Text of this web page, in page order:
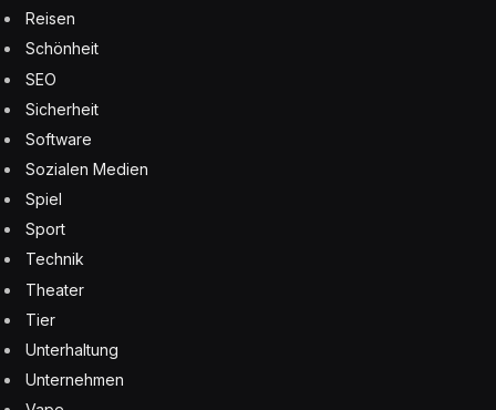
Reisen
Schönheit
SEO
Sicherheit
Software
Sozialen Medien
Spiel
Sport
Technik
Theater
Tier
Unterhaltung
Unternehmen